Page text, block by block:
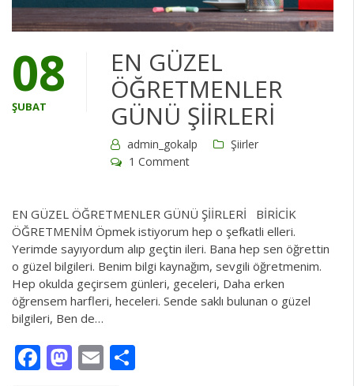
08
ŞUBAT
EN GÜZEL
ÖĞRETMENLER
GÜNÜ ŞİİRLERİ
admin_gokalp
Şiirler
1 Comment
EN GÜZEL ÖĞRETMENLER GÜNÜ ŞİİRLERİ BİRİCİK
ÖĞRETMENİM Öpmek istiyorum hep o şefkatli elleri.
Yerimde sayıyordum alıp geçtin ileri. Bana hep sen öğrettin
o güzel bilgileri. Benim bilgi kaynağım, sevgili öğretmenim.
Hep okulda geçirsem günleri, geceleri, Daha erken
öğrensem harfleri, heceleri. Sende saklı bulunan o güzel
bilgileri, Ben de…
Facebook
Mastodon
Email